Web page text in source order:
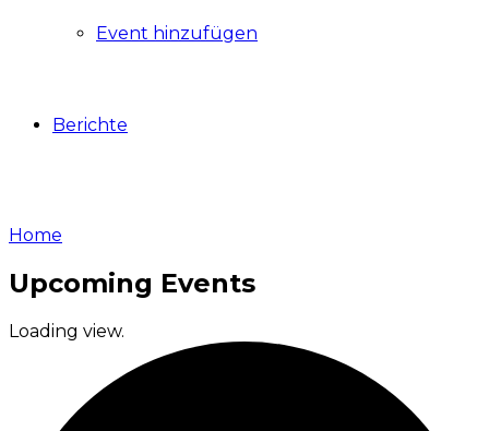
Event hinzufügen
Berichte
Home
Upcoming Events
Loading view.